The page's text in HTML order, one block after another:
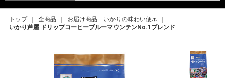
ギフト
うなぎ
トップ 全商品
お届け商品 いかりの味わい便⚓
いかり芦屋 ドリップコーヒーブルーマウンテンNo.1ブレンド